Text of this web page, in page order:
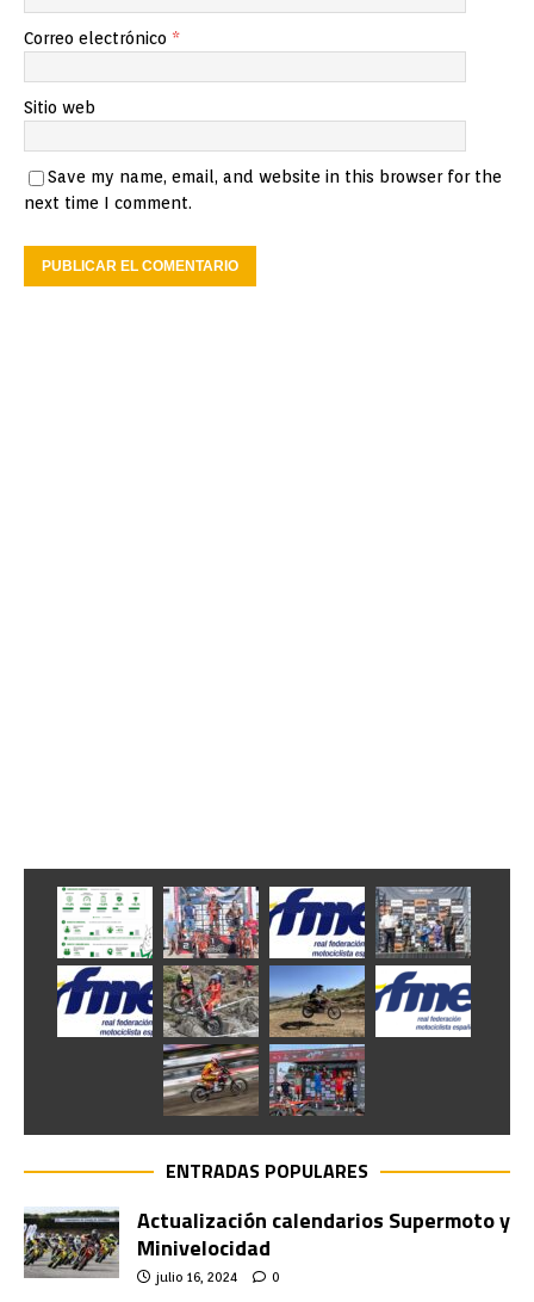
Correo electrónico *
Sitio web
Save my name, email, and website in this browser for the
next time I comment.
ENTRADAS POPULARES
Actualización calendarios Supermoto y
Minivelocidad
julio 16, 2024 0